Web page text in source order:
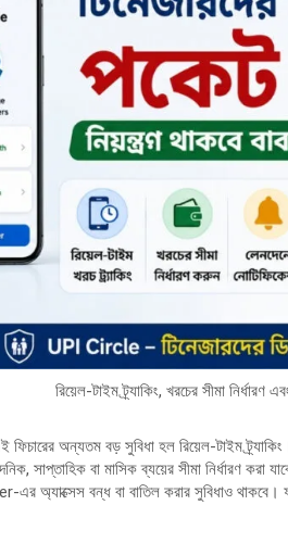
রিয়েল-টাইম ট্র্যাকিং, খরচের সীমা
ফিচারের অন্যতম বড় সুবিধা হল রিয়েল-টাইম
সাপ্তাহিক বা মাসিক ব্যয়ের সীমা নির্ধারণ
অ্যাক্সেস বন্ধ বা বাতিল করার সুবিধাও থাকবে।